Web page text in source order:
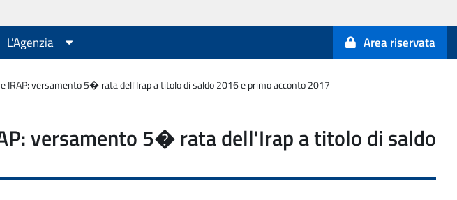
Agenzia
Entrate-
Riscossione
L'Agenzia Area riservata
IRAP: versamento 5� rata dell'Irap a titolo di saldo 2016 e primo acconto 2017
versamento 5� rata dell'Irap a titolo di saldo